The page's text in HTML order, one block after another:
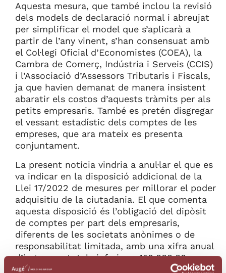
Aquesta mesura, que també inclou la revisió
dels models de declaració normal i abreujat
per simplificar el model que s’aplicarà a
partir de l’any vinent, s’han consensuat amb
el Col·legi Oficial d’Economistes (COEA), la
Cambra de Comerç, Indústria i Serveis (CCIS)
i l’Associació d’Assessors Tributaris i Fiscals,
ja que havien demanat de manera insistent
abaratir els costos d’aquests tràmits per als
petits empresaris. També es pretén disgregar
el vessant estadístic dels comptes de les
empreses, que ara mateix es presenta
conjuntament.
La present notícia vindria a anul·lar el que es
va indicar en la disposició addicional de la
Llei 17/2022 de mesures per millorar el poder
adquisitiu de la ciutadania. El que comenta
aquesta disposició és l’obligació del dipòsit
de comptes per part dels empresaris,
diferents de les societats anònimes o de
responsabilitat limitada, amb una xifra anual
d’ingressos totals inferior a 150.000,00 euros,
que passaria a ser aplicable per als exercicis